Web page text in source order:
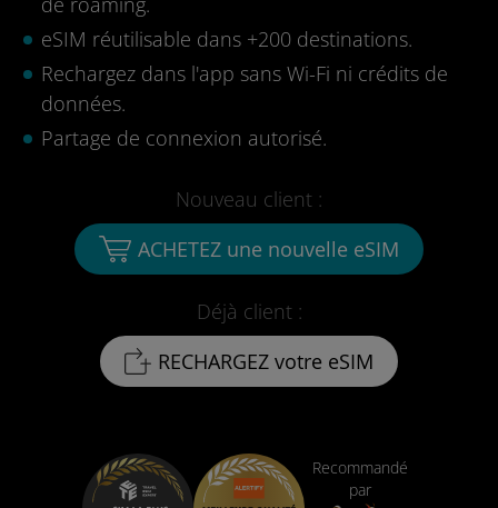
eSIM réutilisable dans +200 destinations.
Rechargez dans l'app sans Wi-Fi ni crédits de
données.
Partage de connexion autorisé.
Déjà client :
RECHARGEZ votre eSIM
Nouveau client :
ACHETEZ une nouvelle eSIM
Recommandé
par